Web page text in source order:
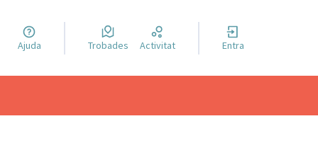
llengua
idioma
Ajuda Trobades Activitat Entra